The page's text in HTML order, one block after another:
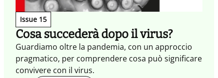
Issue 15
Cosa succederà dopo il virus?
Guardiamo oltre la pandemia, con un approccio
pragmatico, per comprendere cosa può significare
convivere con il virus.